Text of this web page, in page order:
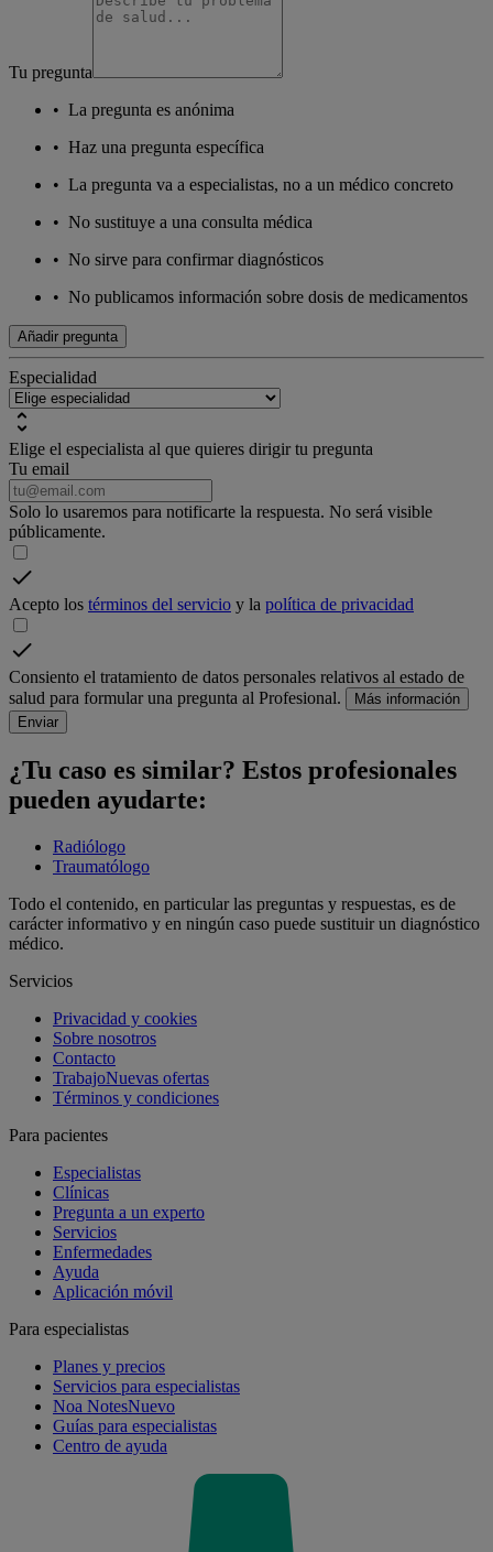
Tu pregunta
• La pregunta es anónima
• Haz una pregunta específica
• La pregunta va a especialistas, no a un médico concreto
• No sustituye a una consulta médica
• No sirve para confirmar diagnósticos
• No publicamos información sobre dosis de medicamentos
Añadir pregunta
Especialidad
Elige el especialista al que quieres dirigir tu pregunta
Tu email
Solo lo usaremos para notificarte la respuesta. No será visible
públicamente.
Acepto los términos del servicio y la política de privacidad
Consiento el tratamiento de datos personales relativos al estado de
salud para formular una pregunta al Profesional.
Más información
Enviar
¿Tu caso es similar? Estos profesionales
pueden ayudarte:
Radiólogo
Traumatólogo
Todo el contenido, en particular las preguntas y respuestas, es de
carácter informativo y en ningún caso puede sustituir un diagnóstico
médico.
Servicios
Privacidad y cookies
Sobre nosotros
Contacto
TrabajoNuevas ofertas
Términos y condiciones
Para pacientes
Especialistas
Clínicas
Pregunta a un experto
Servicios
Enfermedades
Ayuda
Aplicación móvil
Para especialistas
Planes y precios
Servicios para especialistas
Noa NotesNuevo
Guías para especialistas
Centro de ayuda